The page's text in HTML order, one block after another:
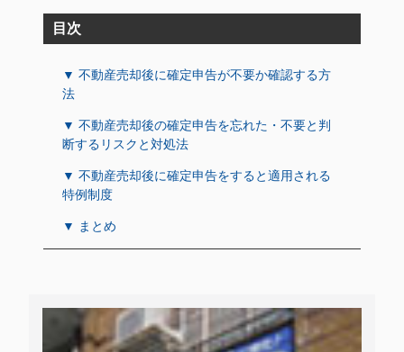
目次
▼ 不動産売却後に確定申告が不要か確認する方
法
▼ 不動産売却後の確定申告を忘れた・不要と判
断するリスクと対処法
▼ 不動産売却後に確定申告をすると適用される
特例制度
▼ まとめ